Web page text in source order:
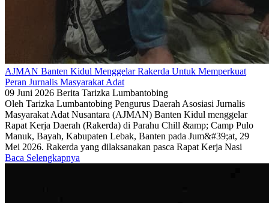
AJMAN Banten Kidul Menggelar Rakerda Untuk Memperkuat
Peran Jurnalis Masyarakat Adat
09 Juni 2026 Berita Tarizka Lumbantobing
Oleh Tarizka Lumbantobing Pengurus Daerah Asosiasi Jurnalis
Masyarakat Adat Nusantara (AJMAN) Banten Kidul menggelar
Rapat Kerja Daerah (Rakerda) di Parahu Chill &amp; Camp Pulo
Manuk, Bayah, Kabupaten Lebak, Banten pada Jum&#39;at, 29
Mei 2026. Rakerda yang dilaksanakan pasca Rapat Kerja Nasi
Baca Selengkapnya